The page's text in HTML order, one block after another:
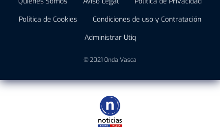
Política de Cookies
Condiciones de uso y Contratación
Administrar Utiq
© 2021 Onda Vasca